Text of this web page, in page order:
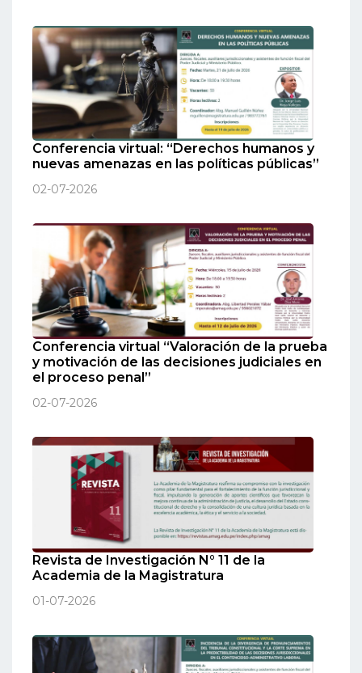
Conferencia virtual: “Derechos humanos y
nuevas amenazas en las políticas públicas”
02-07-2026
Conferencia virtual “Valoración de la prueba
y motivación de las decisiones judiciales en
el proceso penal”
02-07-2026
Revista de Investigación N° 11 de la
Academia de la Magistratura
01-07-2026